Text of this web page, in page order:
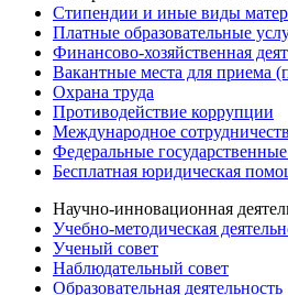
Стипендии и иные виды
Платные образовательные
Финансово-хозяйственная
Вакантные места для приема
Охрана труда
Противодействие коррупции
Международное
Федеральные
Бесплатная юридическая
Научно-инновационная
Учебно-методическая
Ученый совет
Наблюдательный совет
Образовательная деятельность